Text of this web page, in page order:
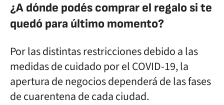
¿A dónde podés comprar el regalo si te
quedó para último momento?
Por las distintas restricciones debido a las
medidas de cuidado por el COVID-19, la
apertura de negocios dependerá de las fases
de cuarentena de cada ciudad.